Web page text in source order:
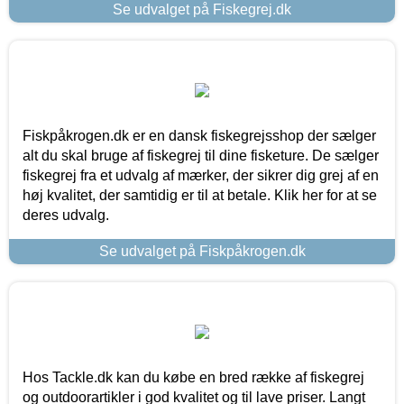
Se udvalget på Fiskegrej.dk
Fiskpåkrogen.dk er en dansk fiskegrejsshop der sælger
alt du skal bruge af fiskegrej til dine fisketure. De sælger
fiskegrej fra et udvalg af mærker, der sikrer dig grej af en
høj kvalitet, der samtidig er til at betale. Klik her for at se
deres udvalg.
Se udvalget på Fiskpåkrogen.dk
Hos Tackle.dk kan du købe en bred række af fiskegrej
og outdoorartikler i god kvalitet og til lave priser. Langt